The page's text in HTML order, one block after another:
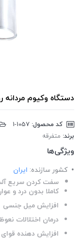
دستگاه وکیوم
کد محصول:
برند: متفرقه
ویژگی‌ها
کشور سازنده: ایران
سفت کردن سریع
کاملا بدون درد و
افزایش میل جنسی
درمان اختلالات
افزایش دهنده